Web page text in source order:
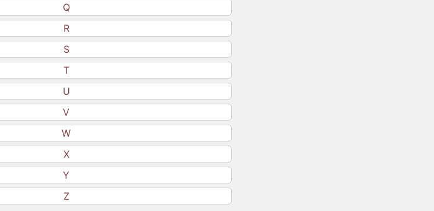
Q
R
S
T
U
V
W
X
Y
Z